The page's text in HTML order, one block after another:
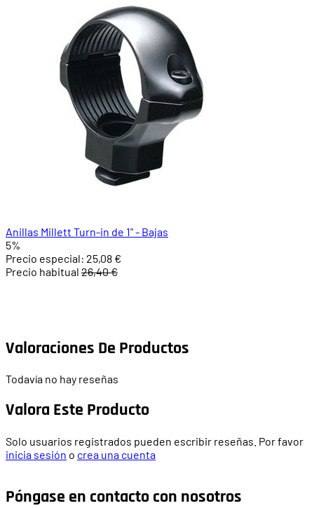
Anillas Millett Turn-in de 1" - Bajas
5%
Precio especial: 25,08 €
Precio habitual 26,40 €
Valoraciones De Productos
Todavía no hay reseñas
Valora Este Producto
Solo usuarios registrados pueden escribir reseñas. Por favor
inicia sesión o crea una cuenta
Póngase en contacto con nosotros